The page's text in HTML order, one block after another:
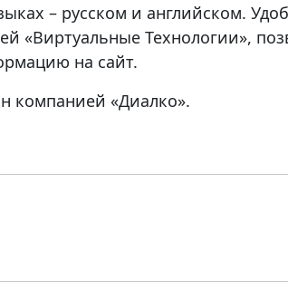
– русском и английском.
«Виртуальные Технологии»,
на сайт.
компанией «Диалко».